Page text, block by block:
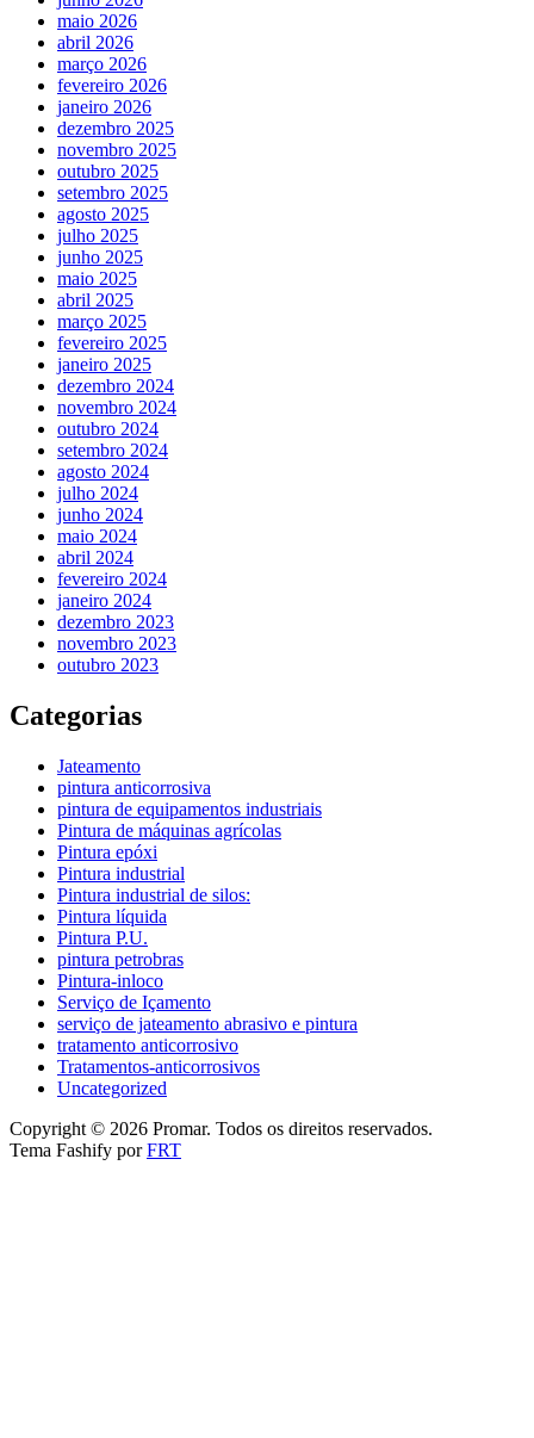
maio 2026
abril 2026
março 2026
fevereiro 2026
janeiro 2026
dezembro 2025
novembro 2025
outubro 2025
setembro 2025
agosto 2025
julho 2025
junho 2025
maio 2025
abril 2025
março 2025
fevereiro 2025
janeiro 2025
dezembro 2024
novembro 2024
outubro 2024
setembro 2024
agosto 2024
julho 2024
junho 2024
maio 2024
abril 2024
fevereiro 2024
janeiro 2024
dezembro 2023
novembro 2023
outubro 2023
Categorias
Jateamento
pintura anticorrosiva
pintura de equipamentos industriais
Pintura de máquinas agrícolas
Pintura epóxi
Pintura industrial
Pintura industrial de silos:
Pintura líquida
Pintura P.U.
pintura petrobras
Pintura-inloco
Serviço de Içamento
serviço de jateamento abrasivo e pintura
tratamento anticorrosivo
Tratamentos-anticorrosivos
Uncategorized
Copyright © 2026 Promar. Todos os direitos reservados.
Tema Fashify porFRT